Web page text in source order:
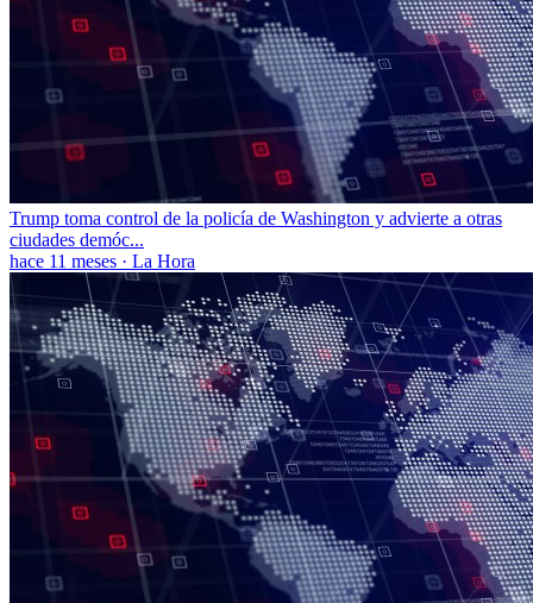
Trump toma control de la policía de Washington y advierte a otras
ciudades demóc...
hace 11 meses · La Hora